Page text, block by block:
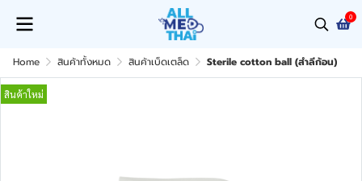
0
Home สินค้าทั้งหมด สินค้าเบ็ดเตล็ด Sterile cotton ball (สำลีก้อน)
สินค้าใหม่